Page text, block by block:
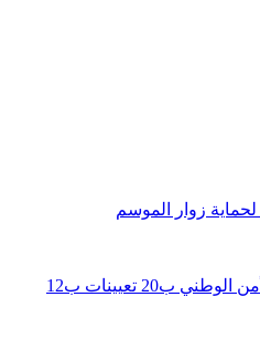
لحماية زوار الموسم
حموشي يضخ دماء جديدة في الأمن الوطني ب20 تعيينات ب12